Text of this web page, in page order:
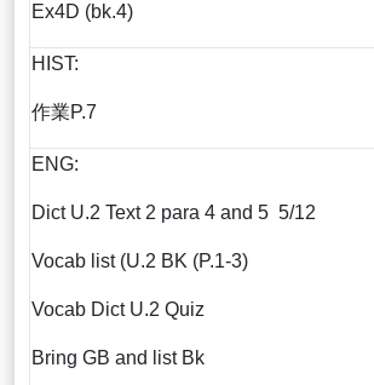
Ex4D (bk.4)
HIST:
作業P.7
ENG:
Dict U.2 Text 2 para 4 and 5 5/12
Vocab list (U.2 BK (P.1-3)
Vocab Dict U.2 Quiz
Bring GB and list Bk